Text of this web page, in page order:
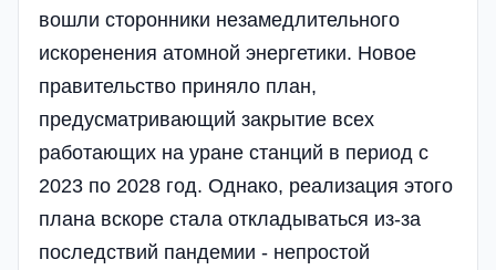
вошли сторонники незамедлительного
искоренения атомной энергетики. Новое
правительство приняло план,
предусматривающий закрытие всех
работающих на уране станций в период с
2023 по 2028 год. Однако, реализация этого
плана вскоре стала откладываться из-за
последствий пандемии - непростой